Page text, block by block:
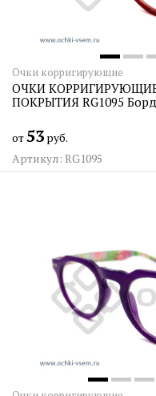
Очки корригирующие
ОЧКИ КОРРИГИРУЮЩИЕ
ПОКРЫТИЯ RG1095
от53 руб.
Артикул: RG1095